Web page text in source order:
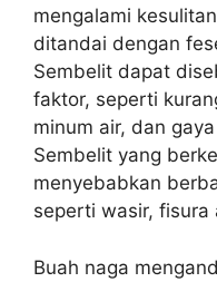
mengalami
ditandai dengan
Sembelit dapat
faktor, seperti
minum air, dan
Sembelit yang
menyebabkan
seperti wasir,
Buah naga